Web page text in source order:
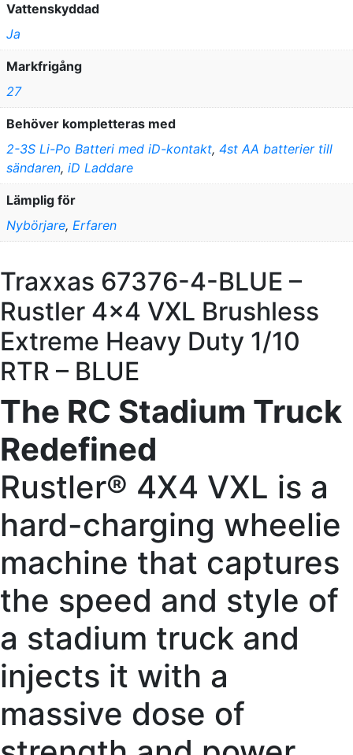
Vattenskyddad
Ja
Markfrigång
27
Behöver kompletteras med
2-3S Li-Po Batteri med iD-kontakt, 4st AA batterier till
sändaren, iD Laddare
Lämplig för
Nybörjare, Erfaren
Traxxas 67376-4-BLUE –
Rustler 4×4 VXL Brushless
Extreme Heavy Duty 1/10
RTR – BLUE
The RC Stadium Truck
Redefined
Rustler® 4X4 VXL is a
hard-charging wheelie
machine that captures
the speed and style of
a stadium truck and
injects it with a
massive dose of